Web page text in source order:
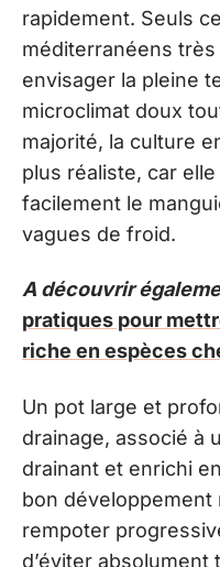
rapidement. Seuls
méditerranéens
envisager la pleine
microclimat doux
majorité, la culture
plus réaliste, car
facilement le
vagues de froid.
A découvrir
pratiques pour
riche en espèces
Un pot large et
drainage, associé à
drainant et enrichi
bon développement
rempoter
d’éviter absolument